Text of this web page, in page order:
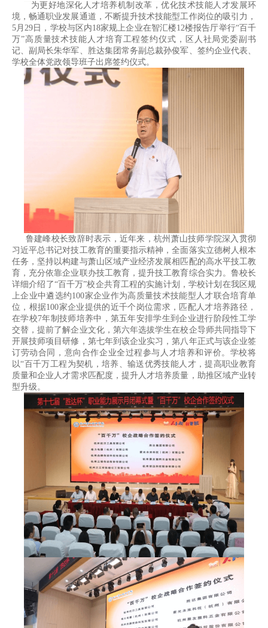
为更好地深化人才培养机制改革，优化技术技能人才发展环
境，畅通职业发展通道，不断提升技术技能型工作岗位的吸引力，
5月29日，学校与区内18家规上企业在智汇楼12楼报告厅举行“百千
万”高质量技术技能人才培育工程签约仪式，区人社局党委副书
记、副局长朱华军、胜达集团常务副总裁孙俊军、签约企业代表、
学校全体党政领导班子出席签约仪式。
鲁建峰校长致辞时表示，近年来，杭州萧山技师学院深入贯彻
习近平总书记对技工教育的重要指示精神，全面落实立德树人根本
任务，坚持以构建与萧山区域产业经济发展相匹配的高水平技工教
育，充分依靠企业联办技工教育，提升技工教育综合实力。鲁校长
详细介绍了“百千万”校企共育工程的实施计划，学校计划在我区规
上企业中遴选约100家企业作为高质量技术技能型人才联合培育单
位，根据100家企业提供的近千个岗位需求，匹配人才培养路径，
在学校7年制技师培养中，第五年安排学生到企业进行阶段性工学
交替，提前了解企业文化，第六年选拔学生在校企导师共同指导下
开展技师项目研修，第七年到该企业实习，第八年正式与该企业签
订劳动合同，意向合作企业全过程参与人才培养和评价。学校将
以“百千万工程为契机，培养、输送优秀技能人才，提高职业教育
质量和企业人才需求匹配度，提升人才培养质量，助推区域产业转
型升级。